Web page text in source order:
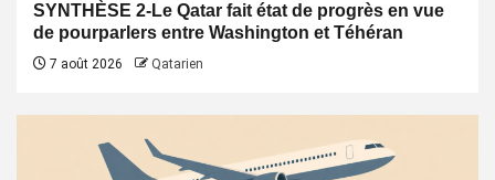
SYNTHÈSE 2-Le Qatar fait état de progrès en vue
de pourparlers entre Washington et Téhéran
7 août 2026 Qatarien